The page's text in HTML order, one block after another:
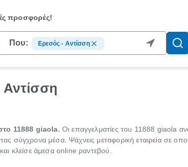
προσφορές!
Που: Ερεσός - Αντίσση
11888 giaola. Οι επαγγελματίες του 11888 giaola
σύγχρονα μέσα. Ψάχνεις μεταφορική εταιρεία σε
κλείσε άμεσα online ραντεβού.